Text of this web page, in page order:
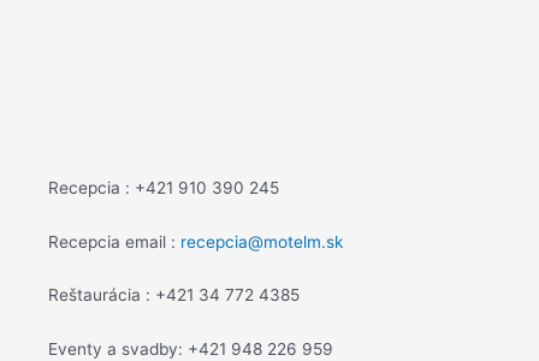
Recepcia : +421 910 390 245
Recepcia email : recepcia@motelm.sk
Reštaurácia : +421 34 772 4385
Eventy a svadby: +421 948 226 959